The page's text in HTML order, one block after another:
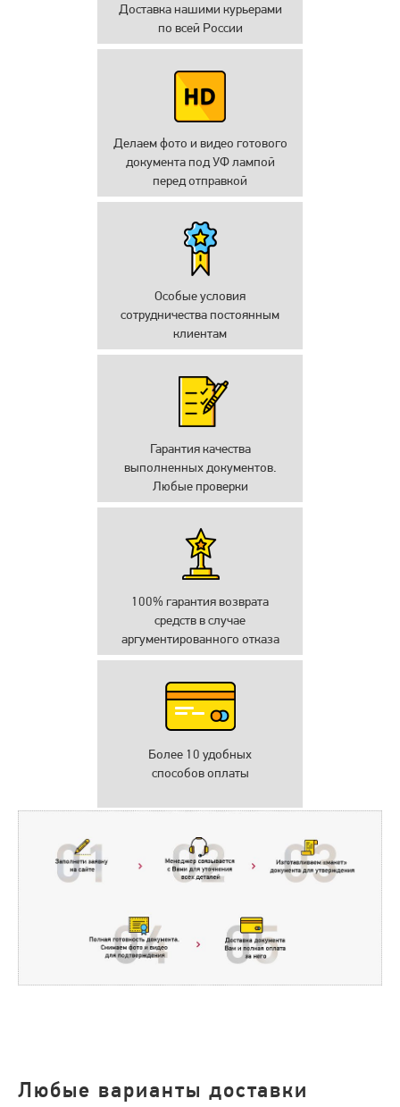
Доставка нашими курьерами
по всей России
Делаем фото и видео готового
документа под УФ лампой
перед отправкой
Особые условия
сотрудничества постоянным
клиентам
Гарантия качества
выполненных документов.
Любые проверки
100% гарантия возврата
средств в случае
аргументированного отказа
Более 10 удобных
способов оплаты
Любые варианты доставки